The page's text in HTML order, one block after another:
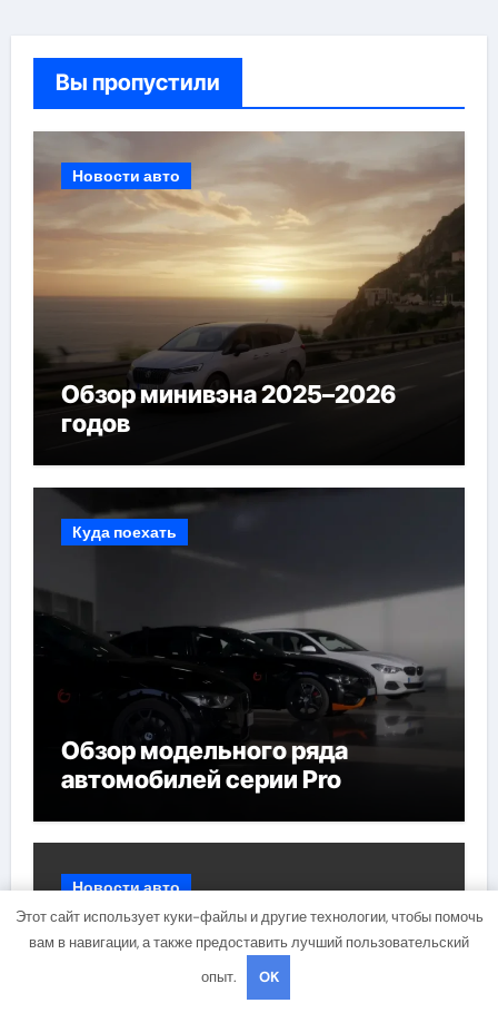
Вы пропустили
Новости авто
Обзор минивэна 2025–2026
годов
Куда поехать
Обзор модельного ряда
автомобилей серии Pro
Новости авто
Этот сайт использует куки-файлы и другие технологии, чтобы помочь
вам в навигации, а также предоставить лучший пользовательский
опыт.
OK